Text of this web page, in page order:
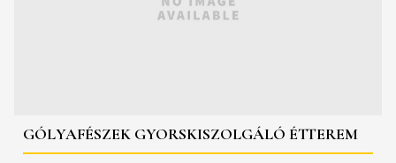
GÓLYAFÉSZEK GYORSKISZOLGÁLÓ ÉTTEREM